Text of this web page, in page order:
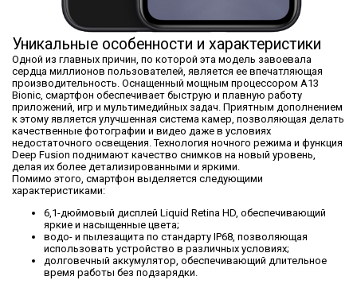
Уникальные особенности и характеристики
Одной из главных причин, по которой эта модель завоевала
сердца миллионов пользователей, является ее впечатляющая
производительность. Оснащенный мощным процессором A13
Bionic, смартфон обеспечивает быструю и плавную работу
приложений, игр и мультимедийных задач. Приятным дополнением
к этому является улучшенная система камер, позволяющая делать
качественные фотографии и видео даже в условиях
недостаточного освещения. Технология ночного режима и функция
Deep Fusion поднимают качество снимков на новый уровень,
делая их более детализированными и яркими.
Помимо этого, смартфон выделяется следующими
характеристиками:
6,1-дюймовый дисплей Liquid Retina HD, обеспечивающий
яркие и насыщенные цвета;
водо- и пылезащита по стандарту IP68, позволяющая
использовать устройство в различных условиях;
долговечный аккумулятор, обеспечивающий длительное
время работы без подзарядки.